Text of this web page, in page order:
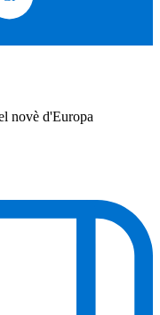
novè d'Europa